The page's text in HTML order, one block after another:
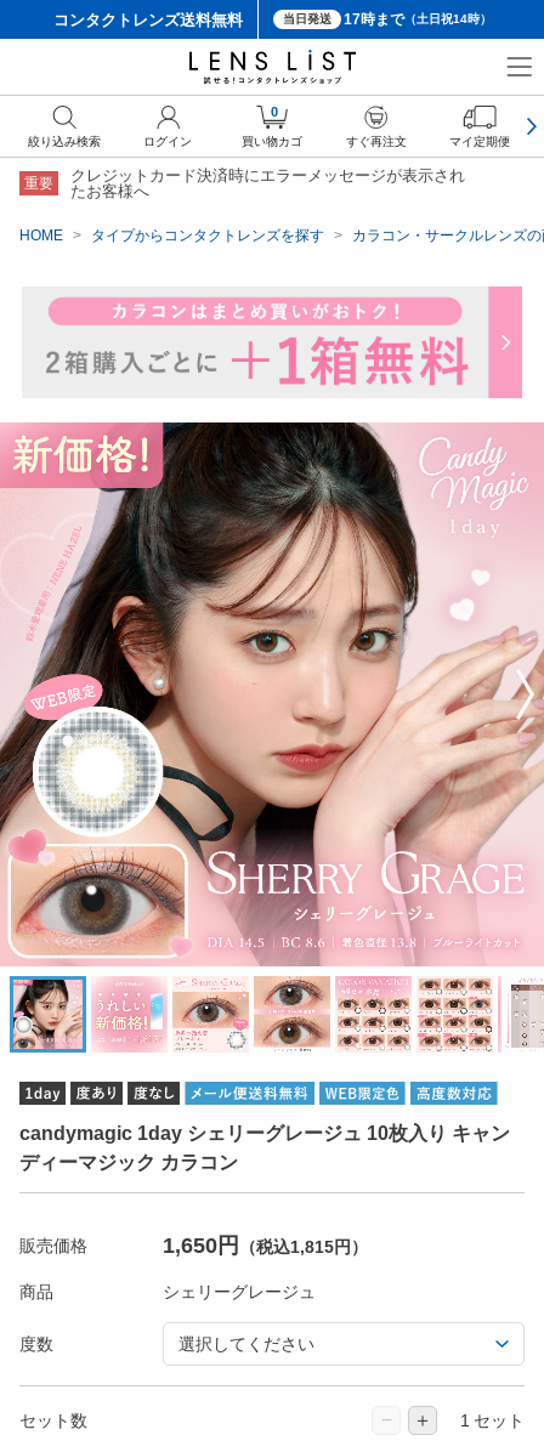
コンタクトレンズ送料無料 当日発送 17時まで（土日祝14時）
重要
クレジットカード決済時にエラーメッセージが表示され
たお客様へ
HOME タイプからコンタクトレンズを探す カラコン・サークルレンズ
candymagic 1day シェリーグレージュ 10枚入り キャン
ディーマジック カラコン
販売価格 1,650円 （税込1,815円）
商品
度数
セット数 − ＋ セット
絞り込み検索 ログイン
0
買い物カゴ すぐ再注文 マイ定期便
クーポン詳細